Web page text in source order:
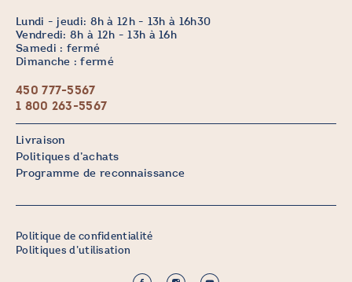
Lundi - jeudi: 8h à 12h - 13h à 16h30
Vendredi: 8h à 12h - 13h à 16h
Samedi : fermé
Dimanche : fermé
450 777-5567
1 800 263-5567
Livraison
Politiques d’achats
Programme de reconnaissance
Politique de confidentialité
Politiques d’utilisation